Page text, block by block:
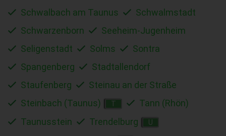
Schwalbach am Taunus
Schwalmstadt
Schwarzenborn
Seeheim-Jugenheim
Seligenstadt
Solms
Sontra
Spangenberg
Stadtallendorf
Staufenberg
Steinau an der Straße
Steinbach (Taunus)
T
Tann (Rhön)
Taunusstein
Trendelburg U